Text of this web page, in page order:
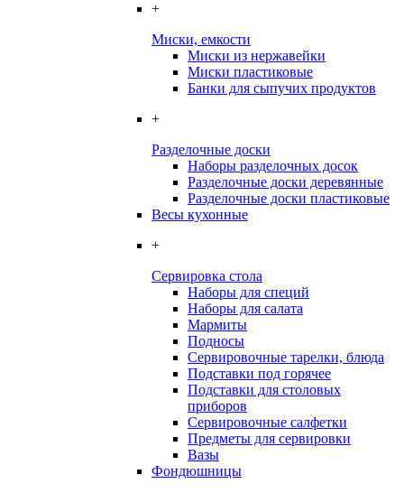
+
Миски, емкости
Миски из нержавейки
Миски пластиковые
Банки для сыпучих продуктов
+
Разделочные доски
Наборы разделочных досок
Разделочные доски деревянные
Разделочные доски пластиковые
Весы кухонные
+
Сервировка стола
Наборы для специй
Наборы для салата
Мармиты
Подносы
Сервировочные тарелки, блюда
Подставки под горячее
Подставки для столовых
приборов
Сервировочные салфетки
Предметы для сервировки
Вазы
Фондюшницы